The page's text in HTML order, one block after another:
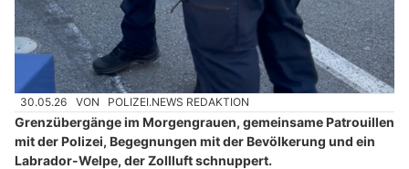
30.05.26 VON POLIZEI.NEWS REDAKTION
Grenzübergänge im Morgengrauen, gemeinsame Patrouillen
mit der Polizei, Begegnungen mit der Bevölkerung und ein
Labrador-Welpe, der Zollluft schnuppert.